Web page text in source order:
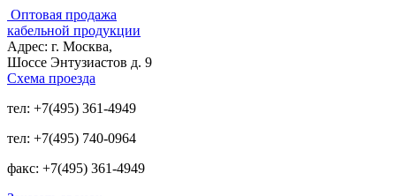
Оптовая продажа
кабельной продукции
Адрес: г. Москва,
Шоссе Энтузиастов д. 9
Схема проезда
тел: +7(495) 361-4949
тел: +7(495) 740-0964
факс: +7(495) 361-4949